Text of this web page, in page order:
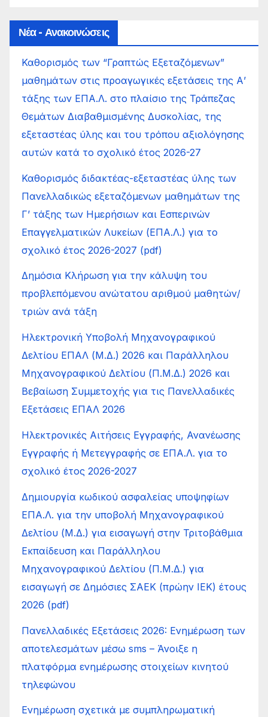
Νέα - Ανακοινώσεις
Καθορισμός των “Γραπτώς Εξεταζόμενων”
μαθημάτων στις προαγωγικές εξετάσεις της Α’
τάξης των ΕΠΑ.Λ. στο πλαίσιο της Τράπεζας
Θεμάτων Διαβαθμισμένης Δυσκολίας, της
εξεταστέας ύλης και του τρόπου αξιολόγησης
αυτών κατά το σχολικό έτος 2026-27
Καθορισμός διδακτέας-εξεταστέας ύλης των
Πανελλαδικώς εξεταζόμενων μαθημάτων της
Γ’ τάξης των Ημερήσιων και Εσπερινών
Επαγγελματικών Λυκείων (ΕΠΑ.Λ.) για το
σχολικό έτος 2026-2027 (pdf)
Δημόσια Κλήρωση για την κάλυψη του
προβλεπόμενου ανώτατου αριθμού μαθητών/
τριών ανά τάξη
Ηλεκτρονική Υποβολή Μηχανογραφικού
Δελτίου ΕΠΑΛ (Μ.Δ.) 2026 και Παράλληλου
Μηχανογραφικού Δελτίου (Π.Μ.Δ.) 2026 και
Βεβαίωση Συμμετοχής για τις Πανελλαδικές
Εξετάσεις ΕΠΑΛ 2026
Ηλεκτρονικές Αιτήσεις Εγγραφής, Ανανέωσης
Εγγραφής ή Μετεγγραφής σε ΕΠΑ.Λ. για το
σχολικό έτος 2026-2027
Δημιουργία κωδικού ασφαλείας υποψηφίων
ΕΠΑ.Λ. για την υποβολή Μηχανογραφικού
Δελτίου (Μ.Δ.) για εισαγωγή στην Τριτοβάθμια
Εκπαίδευση και Παράλληλου
Μηχανογραφικού Δελτίου (Π.Μ.Δ.) για
εισαγωγή σε Δημόσιες ΣΑΕΚ (πρώην ΙΕΚ) έτους
2026 (pdf)
Πανελλαδικές Εξετάσεις 2026: Ενημέρωση των
αποτελεσμάτων μέσω sms – Άνοιξε η
πλατφόρμα ενημέρωσης στοιχείων κινητού
τηλεφώνου
Ενημέρωση σχετικά με συμπληρωματική